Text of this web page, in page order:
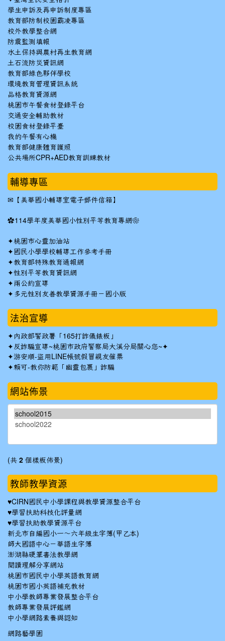
學生申訴及再申訴制度專區
教育部防制校園霸凌專區
校外教學整合網
防震監測填報
水土保持與農村再生教育網
土石流防災資訊網
教育部綠色夥伴學校
環境教育管理資訊系統
品格教育資源網
桃園市午餐食材登錄平台
交通安全輔助教材
校園食材登錄平臺
我的午餐有心機
教育部健康體育護照
公共場所CPR+AED教育訓練教材
輔導專區
✉ 【美華國小輔導室電子郵件信箱】
✿114學年度美華國小性別平等教育專網❀
✦桃園市心靈加油站
✦ 國民小學學校輔導工作參考手冊
✦教育部特殊教育通報網
✦性別平等教育資訊網
✦兩公約宣導
✦ 多元性別友善教學資源手冊－國小版
法治宣導
✦ 內政部警政署「165打詐儀錶板」
✦反詐騙宣導~桃園市政府警察局大溪分局關心您~✦
✦游安順-盜用LINE帳號假冒親友催票
✦賴可-教你防範「幽靈包裹」詐騙
網站佈景
(共 2 個樣板佈景)
教師教學資源
♥CIRN國民中小學課程與教學資源整合平台
♥學習扶助科技化評量網
♥學習扶助教學資源平台
新北市自編國小一～六年級生字簿(甲乙本)
師大國語中心－華語生字簿
澎湖縣硬筆書法教學網
閱讀理解分享網站
桃園市國民中小學英語教育網
桃園市國小英語補充教材
中小學教師專業發展整合平台
教師專業發展評鑑網
中小學網路素養與認知
網路藝學園